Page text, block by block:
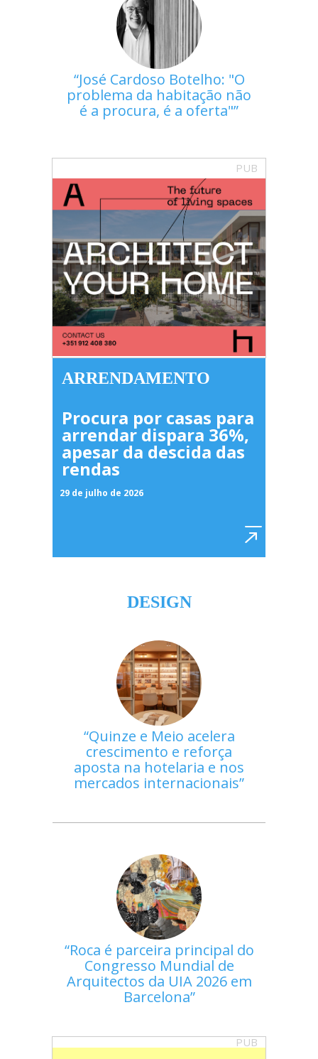
José Cardoso Botelho: "O
problema da habitação não
é a procura, é a oferta"
PUB
ARRENDAMENTO
Procura por casas para
arrendar dispara 36%,
apesar da descida das
rendas
29 de julho de 2026
DESIGN
Quinze e Meio acelera
crescimento e reforça
aposta na hotelaria e nos
mercados internacionais
Roca é parceira principal do
Congresso Mundial de
Arquitectos da UIA 2026 em
Barcelona
PUB